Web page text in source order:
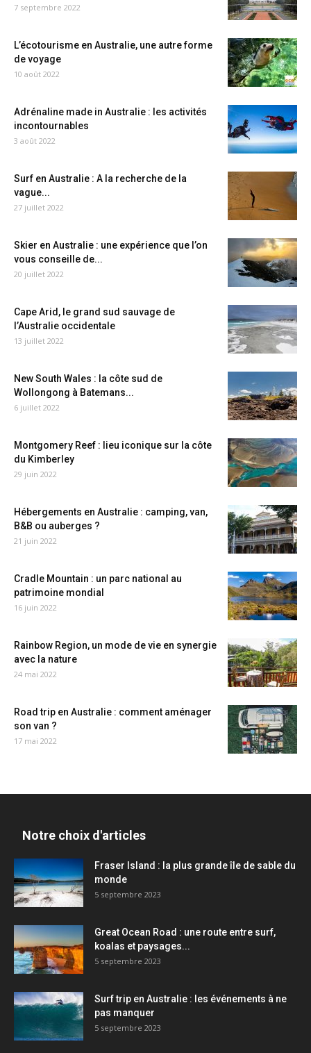
7 septembre 2022
L’écotourisme en Australie, une autre forme
de voyage
10 août 2022
Adrénaline made in Australie : les activités
incontournables
3 août 2022
Surf en Australie : A la recherche de la
vague...
27 juillet 2022
Skier en Australie : une expérience que l’on
vous conseille de...
20 juillet 2022
Cape Arid, le grand sud sauvage de
l’Australie occidentale
13 juillet 2022
New South Wales : la côte sud de
Wollongong à Batemans...
6 juillet 2022
Montgomery Reef : lieu iconique sur la côte
du Kimberley
29 juin 2022
Hébergements en Australie : camping, van,
B&B ou auberges ?
21 juin 2022
Cradle Mountain : un parc national au
patrimoine mondial
16 juin 2022
Rainbow Region, un mode de vie en synergie
avec la nature
24 mai 2022
Road trip en Australie : comment aménager
son van ?
17 mai 2022
Notre choix d'articles
Fraser Island : la plus grande île de sable du
monde
5 septembre 2023
Great Ocean Road : une route entre surf,
koalas et paysages...
5 septembre 2023
Surf trip en Australie : les événements à ne
pas manquer
5 septembre 2023